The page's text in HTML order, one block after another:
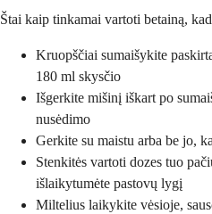
Štai kaip tinkamai vartoti betainą,
Kruopščiai sumaišykite
180 ml skysčio
Išgerkite mišinį iškart po
nusėdimo
Gerkite su maistu arba be jo,
Stenkitės vartoti dozes tuo
išlaikytumėte pastovų lygį
Miltelius laikykite vėsioje,